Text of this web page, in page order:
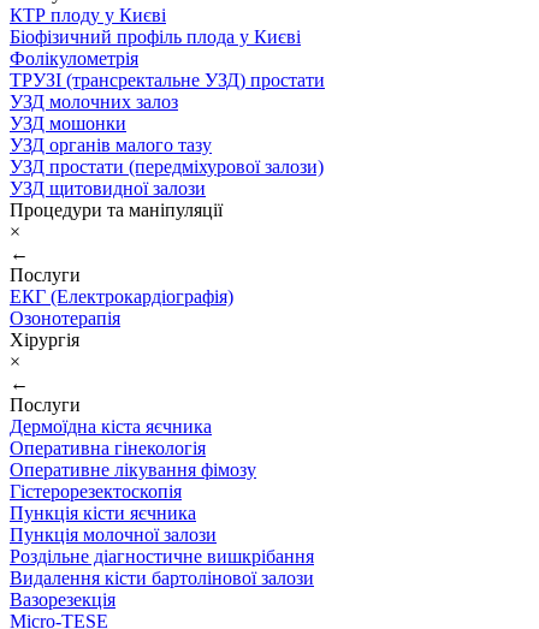
КТР плоду у Києві
Біофізичний профіль плода у Києві
Фолікулометрія
ТРУЗІ (трансректальне УЗД) простати
УЗД молочних залоз
УЗД мошонки
УЗД органів малого тазу
УЗД простати (передміхурової залози)
УЗД щитовидної залози
Процедури та маніпуляції
×
←
Послуги
ЕКГ (Електрокардіографія)
Озонотерапія
Хірургія
×
←
Послуги
Дермоїдна кіста яєчника
Оперативна гінекологія
Оперативне лікування фімозу
Гістерорезектоскопія
Пункція кісти яєчника
Пункція молочної залози
Роздільне діагностичне вишкрібання
Видалення кісти бартолінової залози
Вазорезекція
Micro-TESE